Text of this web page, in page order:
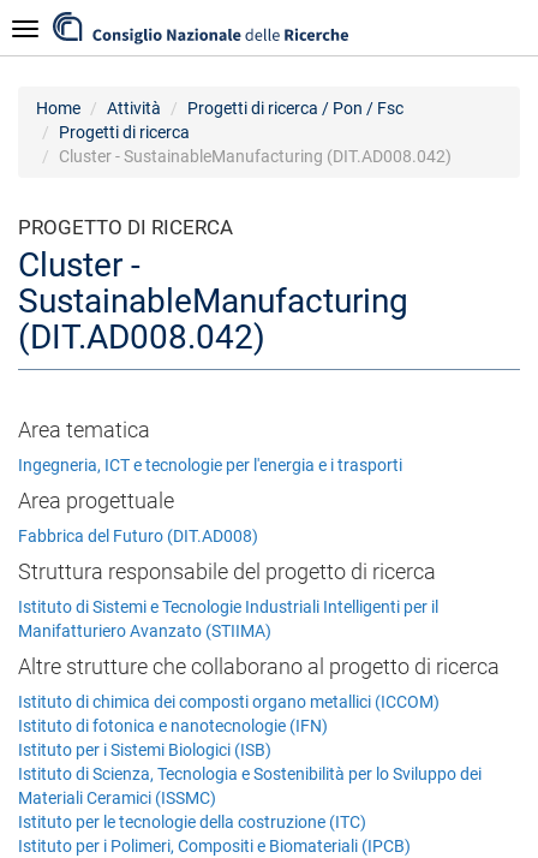
al
contenuto
Navigazione
Home Attività
Progetti di ricerca / Pon / Fsc
Progetti di ricerca
Cluster - SustainableManufacturing (DIT.AD008.042)
PROGETTO DI RICERCA
Cluster -
SustainableManufacturing
(DIT.AD008.042)
Area tematica
Ingegneria, ICT e tecnologie per l'energia e i trasporti
Area progettuale
Fabbrica del Futuro (DIT.AD008)
Struttura responsabile del progetto di ricerca
Istituto di Sistemi e Tecnologie Industriali Intelligenti per il
Manifatturiero Avanzato (STIIMA)
Altre strutture che collaborano al progetto di ricerca
Istituto di chimica dei composti organo metallici (ICCOM)
Istituto di fotonica e nanotecnologie (IFN)
Istituto per i Sistemi Biologici (ISB)
Istituto di Scienza, Tecnologia e Sostenibilità per lo Sviluppo dei
Materiali Ceramici (ISSMC)
Istituto per le tecnologie della costruzione (ITC)
Istituto per i Polimeri, Compositi e Biomateriali (IPCB)